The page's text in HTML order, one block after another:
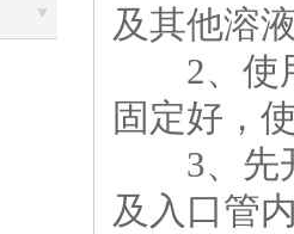
及其他溶
2、使用
固定好，
3、先开
及入口管